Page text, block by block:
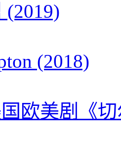
(2019)
(2018)
欧美剧《